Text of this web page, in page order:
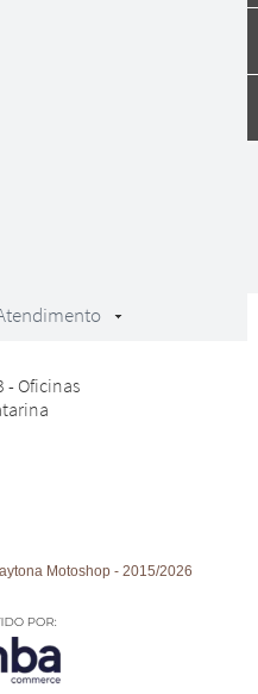
- Oficinas
Motoshop -2015/2026